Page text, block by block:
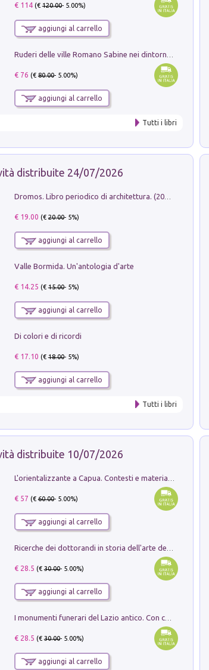
€ 114(€120.00- 5.00%)
aggiungi al carrello
€ 76 (€80.00- 5.00%)
aggiungi al carrello
Tutti i libri
distribuite 24/07/2026
Dromos. Libro periodico di architettura. (2026). Vol. 15: Post-model
€ 19.00 (€20.00- 5%)
aggiungi al carrello
Valle Bormida. Un'antologia d'arte
€ 14.25 (€15.00- 5%)
aggiungi al carrello
Di colori e di ricordi
€ 17.10 (€18.00- 5%)
aggiungi al carrello
Tutti i libri
distribuite 10/07/2026
€ 57 (€60.00- 5.00%)
aggiungi al carrello
€ 28.5 (€30.00- 5.00%)
aggiungi al carrello
I monumenti funerari del Lazio antico. Con cartella con tavole
€ 28.5 (€30.00- 5.00%)
aggiungi al carrello